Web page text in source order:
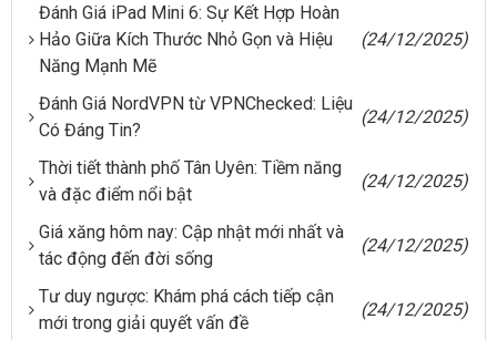
Đánh Giá iPad Mini 6: Sự Kết Hợp Hoàn
Hảo Giữa Kích Thước Nhỏ Gọn và Hiệu
Năng Mạnh Mẽ
(24/12/2025)
Đánh Giá NordVPN từ VPNChecked: Liệu
Có Đáng Tin?
(24/12/2025)
Thời tiết thành phố Tân Uyên: Tiềm năng
và đặc điểm nổi bật
(24/12/2025)
Giá xăng hôm nay: Cập nhật mới nhất và
tác động đến đời sống
(24/12/2025)
Tư duy ngược: Khám phá cách tiếp cận
mới trong giải quyết vấn đề
(24/12/2025)